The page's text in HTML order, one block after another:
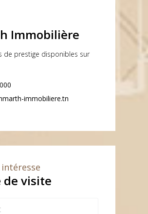
Immobilière
de prestige disponibles sur
immobiliere.tn
de visite